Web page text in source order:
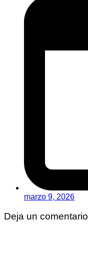
marzo 9, 2026
Deja un comentario